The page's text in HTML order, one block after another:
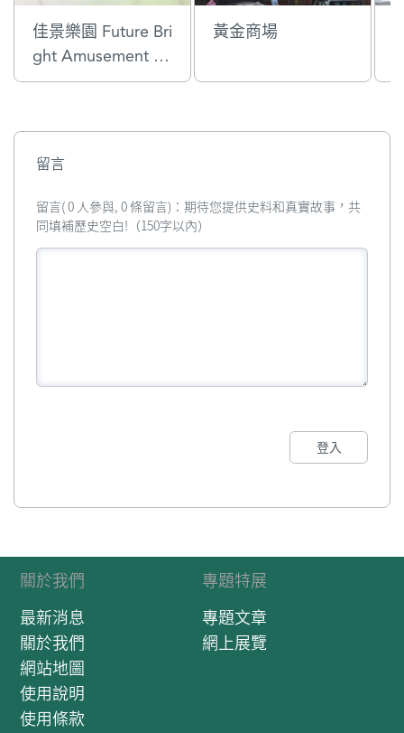
佳景樂園 Future Bri
ght Amusement Pa
rk
黃金商場
留言
留言( 0 人參與, 0 條留言)：期待您提供史料和真實故事，共
同填補歷史空白!（150字以內）
登入
關於我們
最新消息
關於我們
網站地圖
使用說明
使用條款
專題特展
專題文章
網上展覽